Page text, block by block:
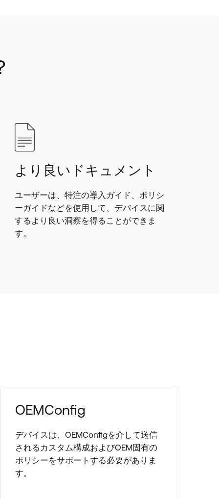
より良いドキュメント
ユーザーは、特注の導入ガイド、ポリシ
ーガイドなどを使用して、デバイスに関
するより良い洞察を得ることができま
す。
OEMConfig
デバイスは、OEMConfigを介して送信
されるカスタム構成およびOEM固有の
ポリシーをサポートする必要がありま
す。